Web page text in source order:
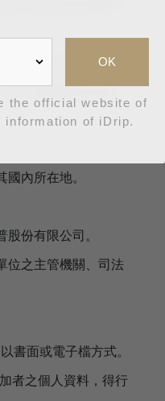
務所必須之保存期
〈以期限最長者為
國內所在地。
股份有限公司。
位之主管機關、司法
書面或電子檔方式。
者之個人資料，得行
OK
the official website of
information of iDrip.